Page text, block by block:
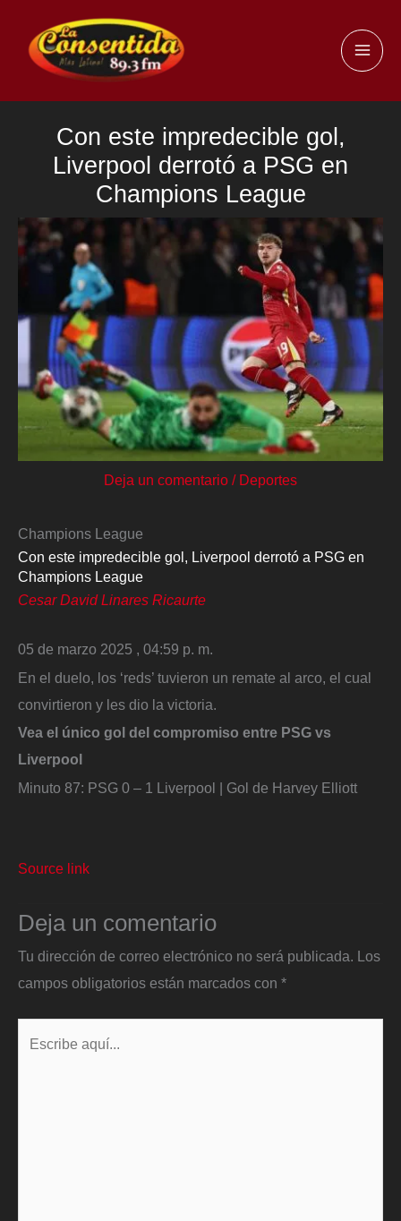
contenido
Con este impredecible gol,
Liverpool derrotó a PSG en
Champions League
Deja un comentario / Deportes
Champions League
Con este impredecible gol, Liverpool derrotó a PSG en
Champions League
Cesar David Linares Ricaurte
05 de marzo 2025 , 04:59 p. m.
En el duelo, los ‘reds’ tuvieron un remate al arco, el cual
convirtieron y les dio la victoria.
Vea el único gol del compromiso entre PSG vs
Liverpool
Minuto 87: PSG 0 – 1 Liverpool | Gol de Harvey Elliott
Source link
Deja un comentario
Tu dirección de correo electrónico no será publicada.
Los
campos obligatorios están marcados con *